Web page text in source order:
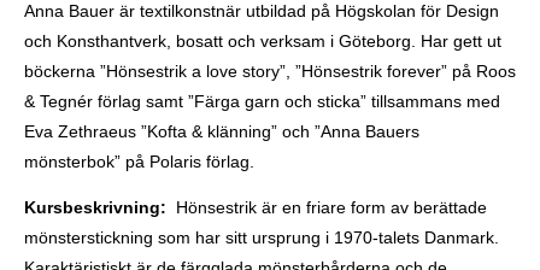
Anna Bauer är textilkonstnär utbildad på Högskolan för Design
och Konsthantverk, bosatt och verksam i Göteborg. Har gett ut
böckerna ”Hönsestrik a love story”, ”Hönsestrik forever” på Roos
& Tegnér förlag samt ”Färga garn och sticka” tillsammans med
Eva Zethraeus ”Kofta & klänning” och ”Anna Bauers
mönsterbok” på Polaris förlag.
Kursbeskrivning:
Hönsestrik är en friare form av berättade
mönsterstickning som har sitt ursprung i 1970-talets Danmark.